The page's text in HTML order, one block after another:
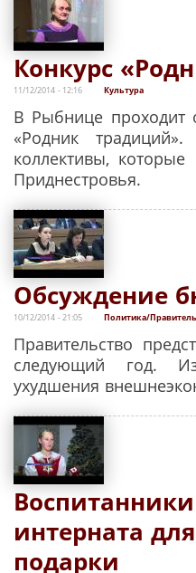
Конкурс
11/12/2014 - 12:16 Культура
В Рыбнице проходит
«Родник
коллективы,
Приднестровья.
Обсуждение
10/12/2014 - 21:05 Политика/
Правительство
следующий год.
ухудшения
интерната
подарки